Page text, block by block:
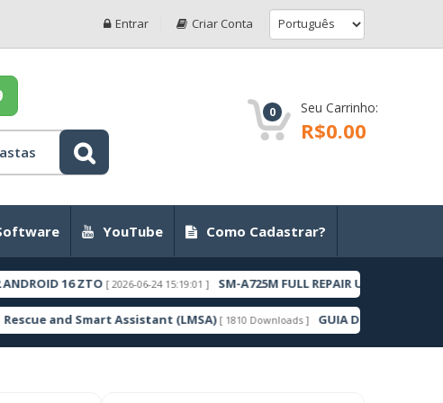
Entrar Criar Conta
0 Seu Carrinho:
R$0.00
YouTube Como Cadastrar?
ZTO [ 2026-06-24 15:19:01 ] SM-A725M FULL REPAIR UBSBFYC1 ANDROID 11
Smart Assistant (LMSA) [ 1810 Downloads ] GUIA DE COMO DESBLOQUEAR